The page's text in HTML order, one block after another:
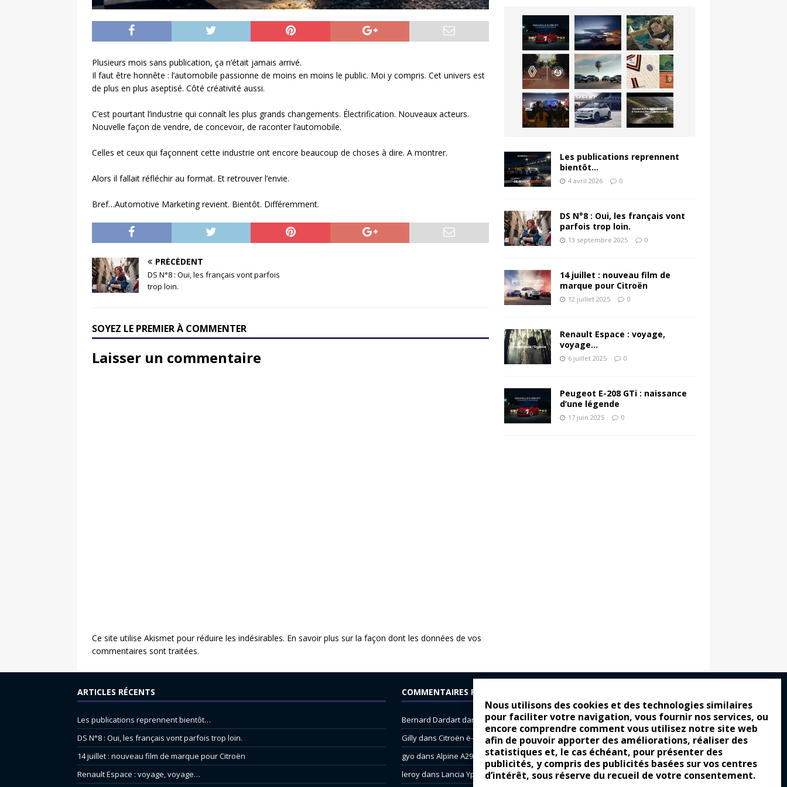
Nous utilisons des cookies et des technologies similaires
pour faciliter votre navigation, vous fournir nos services, ou
encore comprendre comment vous utilisez notre site web
afin de pouvoir apporter des améliorations, réaliser des
statistiques et, le cas échéant, pour présenter des
publicités, y compris des publicités basées sur vos centres
d’intérêt, sous réserve du recueil de votre consentement.
Plusieurs mois sans publication, ça n’était jamais arrivé.
Il faut être honnête : l’automobile passionne de moins en moins le public. Moi y compris. Cet univers est
de plus en plus aseptisé. Côté créativité aussi.
C’est pourtant l’industrie qui connaît les plus grands changements. Électrification. Nouveaux acteurs.
Nouvelle façon de vendre, de concevoir, de raconter l’automobile.
Celles et ceux qui façonnent cette industrie ont encore beaucoup de choses à dire. A montrer.
Alors il fallait réfléchir au format. Et retrouver l’envie.
Bref…Automotive Marketing revient. Bientôt. Différemment.
PRÉCÉDENT
DS N°8 : Oui, les français vont parfois
trop loin.
SOYEZ LE PREMIER À COMMENTER
Laisser un commentaire
Ce site utilise Akismet pour réduire les indésirables. En savoir plus sur la façon dont les données de vos
commentaires sont traitées.
Les publications reprennent
bientôt…
4 avril 2026 0
DS N°8 : Oui, les français vont
parfois trop loin.
13 septembre 2025 0
14 juillet : nouveau film de
marque pour Citroën
12 juillet 2025 0
Renault Espace : voyage,
voyage…
6 juillet 2025 0
Peugeot E-208 GTi : naissance
d’une légende
17 juin 2025 0
ARTICLES RÉCENTS
Les publications reprennent bientôt…
DS N°8 : Oui, les français vont parfois trop loin.
14 juillet : nouveau film de marque pour Citroën
Renault Espace : voyage, voyage…
COMMENTAIRES RÉCENTS
Bernard Dardartdans
Dacia Sandero : pour les gens vrais
Gillydans Citroën ë-C3 : la révolution a commencé
gyo dans Alpine A290 : L’irrésistible attraction de la légèreté
leroydans Lancia Ypsilon : naturellement envoûtante ?